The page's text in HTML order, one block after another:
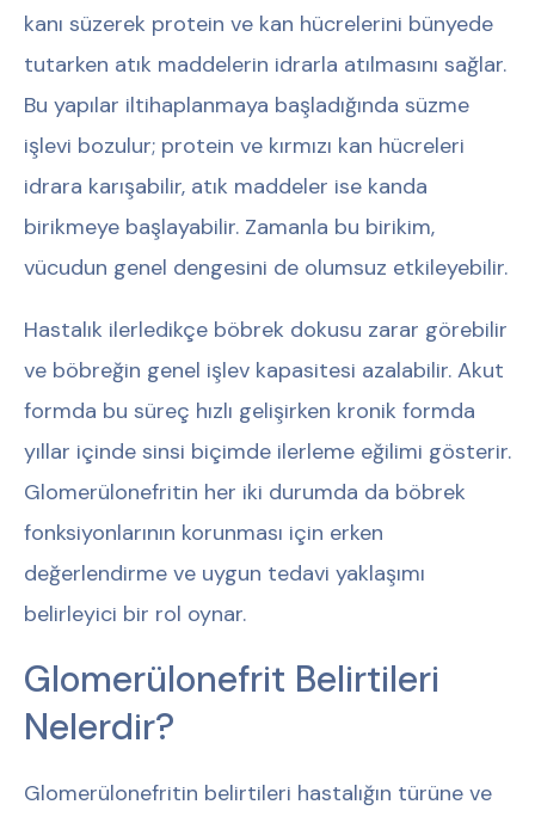
kanı süzerek protein ve kan hücrelerini bünyede
tutarken atık maddelerin idrarla atılmasını sağlar.
Bu yapılar iltihaplanmaya başladığında süzme
işlevi bozulur; protein ve kırmızı kan hücreleri
idrara karışabilir, atık maddeler ise kanda
birikmeye başlayabilir. Zamanla bu birikim,
vücudun genel dengesini de olumsuz etkileyebilir.
Hastalık ilerledikçe böbrek dokusu zarar görebilir
ve böbreğin genel işlev kapasitesi azalabilir. Akut
formda bu süreç hızlı gelişirken kronik formda
yıllar içinde sinsi biçimde ilerleme eğilimi gösterir.
Glomerülonefritin her iki durumda da böbrek
fonksiyonlarının korunması için erken
değerlendirme ve uygun tedavi yaklaşımı
belirleyici bir rol oynar.
Glomerülonefrit Belirtileri
Nelerdir?
Glomerülonefritin belirtileri hastalığın türüne ve